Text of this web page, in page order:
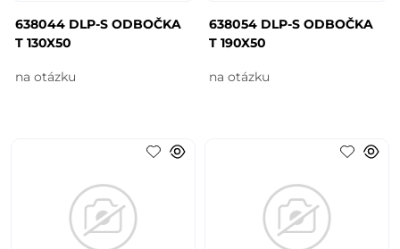
638044 DLP-S ODBOČKA
T 130X50
na otázku
638054 DLP-S ODBOČKA
T 190X50
na otázku